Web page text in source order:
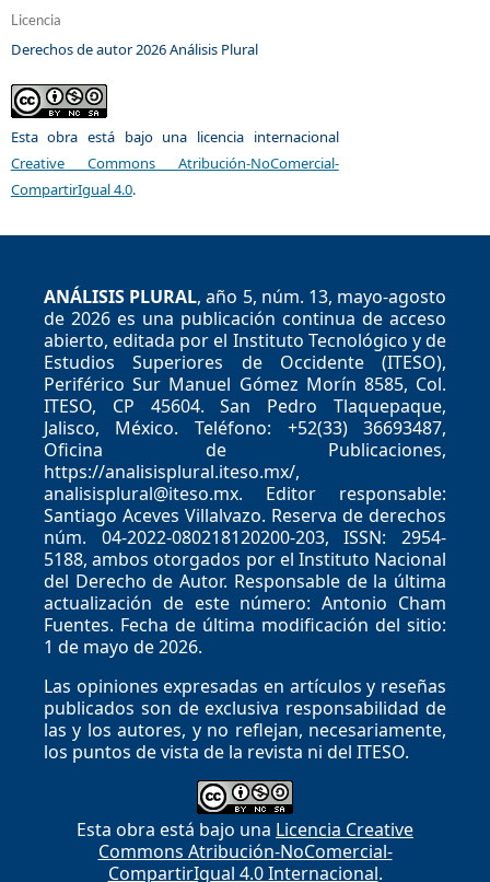
Licencia
Derechos de autor 2026 Análisis Plural
Esta obra está bajo una licencia internacional
Creative Commons Atribución-NoComercial-
CompartirIgual 4.0.
ANÁLISIS PLURAL, año 5, núm. 13, mayo-agosto
de 2026 es una publicación continua de acceso
abierto, editada por el Instituto Tecnológico y de
Estudios Superiores de Occidente (ITESO),
Periférico Sur Manuel Gómez Morín 8585, Col.
ITESO, CP 45604. San Pedro Tlaquepaque,
Jalisco, México. Teléfono: +52(33) 36693487,
Oficina de Publicaciones,
https://analisisplural.iteso.mx/,
analisisplural@iteso.mx. Editor responsable:
Santiago Aceves Villalvazo. Reserva de derechos
núm. 04-2022-080218120200-203, ISSN: 2954-
5188, ambos otorgados por el Instituto Nacional
del Derecho de Autor. Responsable de la última
actualización de este número: Antonio Cham
Fuentes. Fecha de última modificación del sitio:
1 de mayo de 2026.
Las opiniones expresadas en artículos y reseñas
publicados son de exclusiva responsabilidad de
las y los autores, y no reflejan, necesariamente,
los puntos de vista de la revista ni del ITESO.
Esta obra está bajo una Licencia Creative
Commons Atribución-NoComercial-
CompartirIgual 4.0 Internacional.